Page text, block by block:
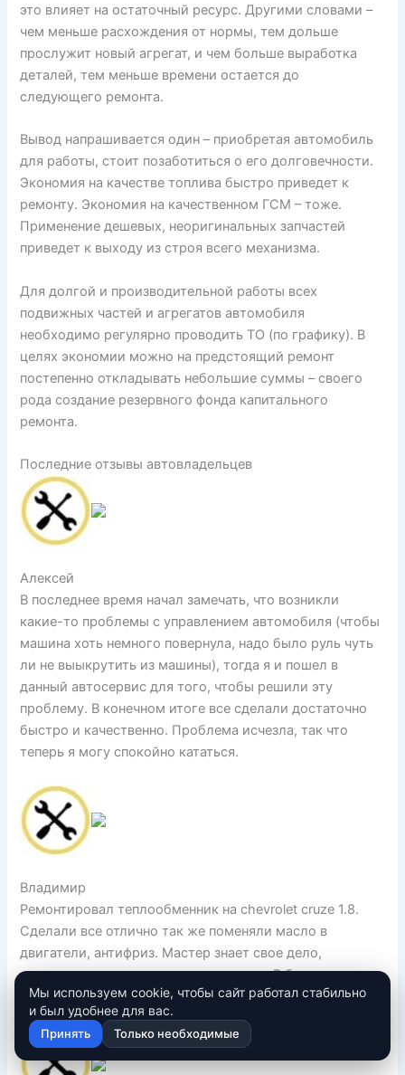
это влияет на остаточный ресурс. Другими словами –
чем меньше расхождения от нормы, тем дольше
прослужит новый агрегат, и чем больше выработка
деталей, тем меньше времени остается до
следующего ремонта.
Вывод напрашивается один – приобретая автомобиль
для работы, стоит позаботиться о его долговечности.
Экономия на качестве топлива быстро приведет к
ремонту. Экономия на качественном ГСМ – тоже.
Применение дешевых, неоригинальных запчастей
приведет к выходу из строя всего механизма.
Для долгой и производительной работы всех
подвижных частей и агрегатов автомобиля
необходимо регулярно проводить ТО (по графику). В
целях экономии можно на предстоящий ремонт
постепенно откладывать небольшие суммы – своего
рода создание резервного фонда капитального
ремонта.
Последние отзывы автовладельцев
Алексей
В последнее время начал замечать, что возникли
какие-то проблемы с управлением автомобиля (чтобы
машина хоть немного повернула, надо было руль чуть
ли не выыкрутить из машины), тогда я и пошел в
данный автосервис для того, чтобы решили эту
проблему. В конечном итоге все сделали достаточно
быстро и качественно. Проблема исчезла, так что
теперь я могу спокойно кататься.
Владимир
Ремонтировал теплообменник на chevrolet cruze 1.8.
Сделали все отлично так же поменяли масло в
двигатели, антифриз. Мастер знает свое дело,
дополнительных услуг не нааязывают. В боксе чистота
и порядок. Буду обращаться в дальнейшем.
Мы используем cookie, чтобы сайт работал стабильно
и был удобнее для вас.
Принять Только необходимые